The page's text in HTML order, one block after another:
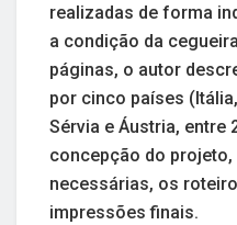
realizadas de forma
a condição da
páginas, o autor
por cinco países
Sérvia e Áustria, entre
concepção do
necessárias, os
impressões finais.